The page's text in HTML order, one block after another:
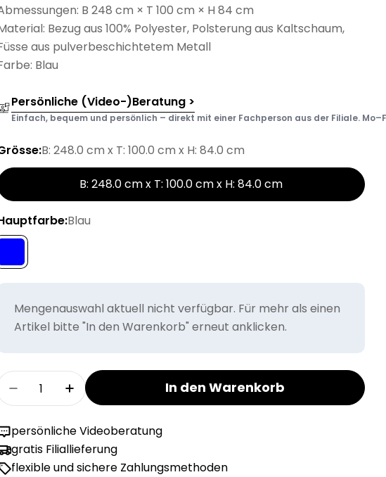
B 248 cm × T 100 cm × H 84 cm
Bezug aus 100% Polyester, Polsterung aus Kaltschaum,
aus pulverbeschichtetem Metall
Blau
Persönliche (Video-)Beratung >
Einfach, bequem und persönlich – direkt mit einer Fachperson aus der Filiale. Mo–Fr
B: 248.0 cm x T: 100.0 cm x H: 84.0 cm
B: 248.0 cm x T: 100.0 cm x H: 84.0 cm
Blau
Mengenauswahl aktuell nicht verfügbar. Für mehr als einen
Artikel bitte "In den Warenkorb" erneut anklicken.
Menge für TEM 3er-Sofa Stoff Hevre verringern
Menge für TEM 3er-Sofa Stoff Hevre erhöhen
In den Warenkorb
persönliche Videoberatung
gratis Filiallieferung
flexible und sichere Zahlungsmethoden